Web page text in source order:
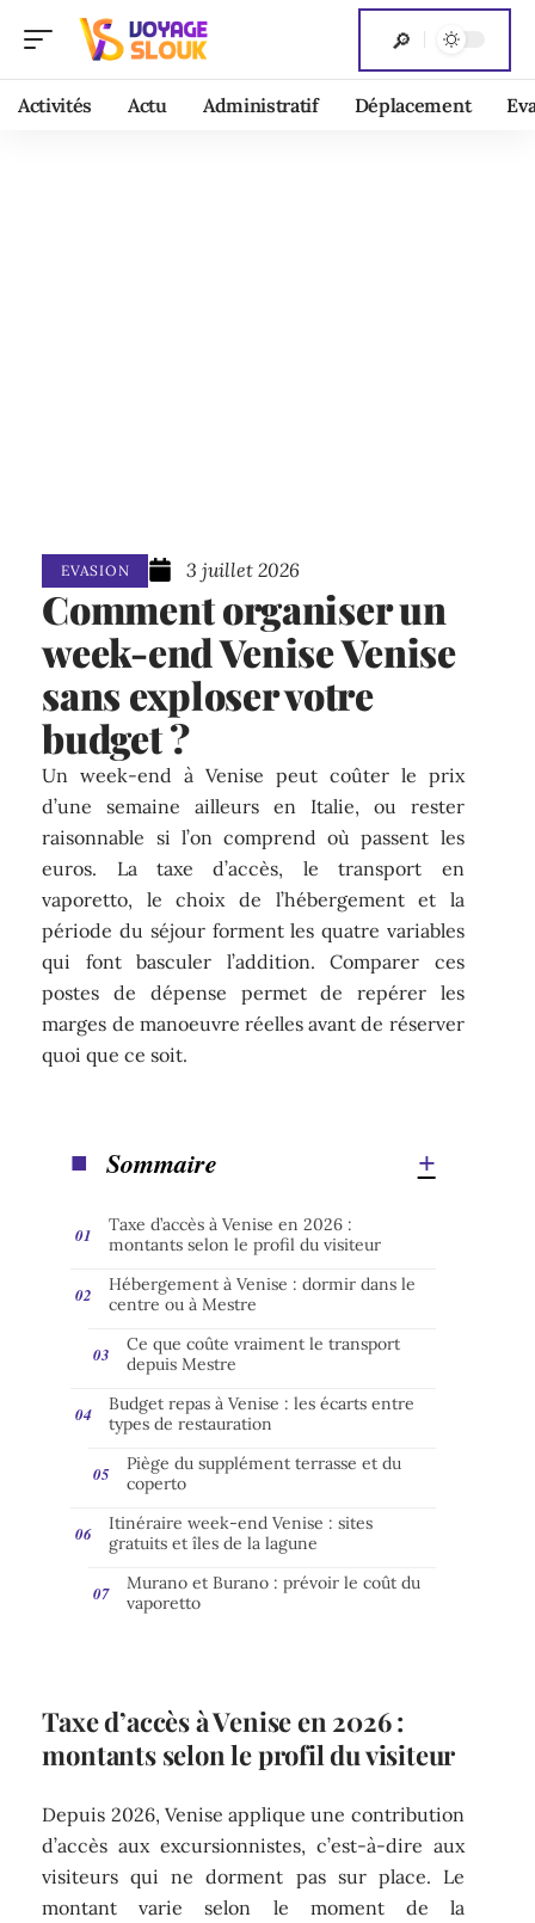
Activités Actu Administratif Déplacement
EVASION 3 juillet 2026
Comment organiser un
week-end Venise Venise
sans exploser votre
budget ?
Un week-end à Venise peut coûter le prix
d’une semaine ailleurs en Italie, ou rester
raisonnable si l’on comprend où passent les
euros. La taxe d’accès, le transport en
vaporetto, le choix de l’hébergement et la
période du séjour forment les quatre variables
qui font basculer l’addition. Comparer ces
postes de dépense permet de repérer les
marges de manoeuvre réelles avant de réserver
quoi que ce soit.
Sommaire
Taxe d’accès à Venise en 2026 :
montants selon le profil du visiteur
Hébergement à Venise : dormir dans le
centre ou à Mestre
Ce que coûte vraiment le transport
depuis Mestre
Budget repas à Venise : les écarts entre
types de restauration
Piège du supplément terrasse et du
coperto
Itinéraire week-end Venise : sites
gratuits et îles de la lagune
Murano et Burano : prévoir le coût du
vaporetto
Taxe d’accès à Venise en 2026 :
montants selon le profil du visiteur
Depuis 2026, Venise applique une contribution
d’accès aux excursionnistes, c’est-à-dire aux
visiteurs qui ne dorment pas sur place. Le
montant varie selon le moment de la